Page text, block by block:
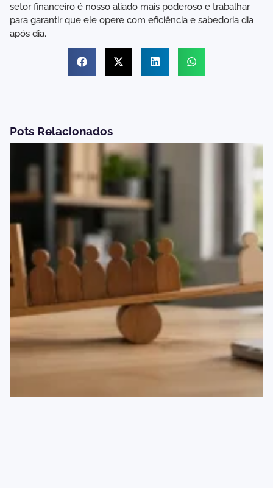
setor financeiro é nosso aliado mais poderoso e trabalhar
para garantir que ele opere com eficiência e sabedoria dia
após dia.
Pots Relacionados